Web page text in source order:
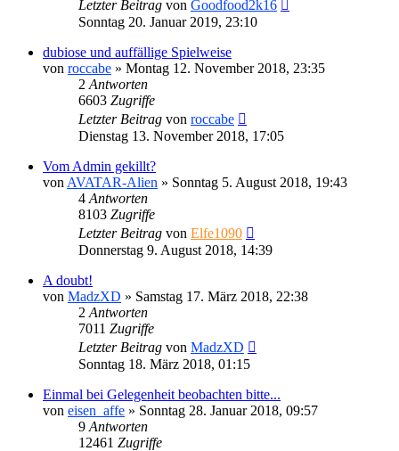
Letzter Beitrag von Goodfood2k16
Sonntag 20. Januar 2019, 23:10
dubiose und auffällige Spielweise
von roccabe » Montag 12. November 2018, 23:35
2 Antworten
6603 Zugriffe
Letzter Beitrag von roccabe
Dienstag 13. November 2018, 17:05
Vom Admin gekillt?
von AVATAR-Alien » Sonntag 5. August 2018, 19:43
4 Antworten
8103 Zugriffe
Letzter Beitrag von Elfe1090
Donnerstag 9. August 2018, 14:39
A doubt!
von MadzXD » Samstag 17. März 2018, 22:38
2 Antworten
7011 Zugriffe
Letzter Beitrag von MadzXD
Sonntag 18. März 2018, 01:15
Einmal bei Gelegenheit beobachten bitte...
von eisen_affe » Sonntag 28. Januar 2018, 09:57
9 Antworten
12461 Zugriffe